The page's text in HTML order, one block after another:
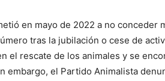
en mayo de 2022 a no conceder
tras la jubilación o cese de
el rescate de los animales y se
embargo, el Partido Animalista